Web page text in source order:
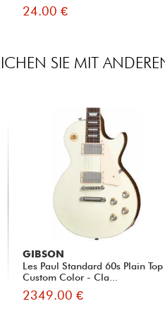
24.00 €
SIE MIT
GIBSON
Les Paul Standard 60s Plain Top
Custom Color - Cla...
2349.00 €